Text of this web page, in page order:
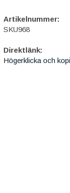
Artikelnummer:
SKU968
Direktlänk:
Högerklicka och